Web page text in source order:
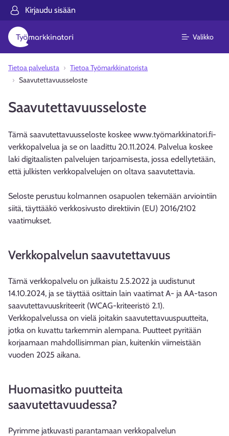
Kirjaudu sisään
Valikko
Tietoa palvelusta
Tietoa Työmarkkinatorista
Saavutettavuusseloste
Saavutettavuusseloste
Tämä saavutettavuusseloste koskee www.työmarkkinatori.fi-
verkkopalvelua ja se on laadittu 20.11.2024. Palvelua koskee
laki digitaalisten palvelujen tarjoamisesta, jossa edellytetään,
että julkisten verkkopalvelujen on oltava saavutettavia.
Seloste perustuu kolmannen osapuolen tekemään arviointiin
siitä, täyttääkö verkkosivusto direktiivin (EU) 2016/2102
vaatimukset.
Verkkopalvelun saavutettavuus
Tämä verkkopalvelu on julkaistu 2.5.2022 ja uudistunut
14.10.2024, ja se täyttää osittain lain vaatimat A- ja AA-tason
saavutettavuuskriteerit (WCAG-kriteeristö 2.1).
Verkkopalvelussa on vielä joitakin saavutettavuuspuutteita,
jotka on kuvattu tarkemmin alempana. Puutteet pyritään
korjaamaan mahdollisimman pian, kuitenkin viimeistään
vuoden 2025 aikana.
Huomasitko puutteita
saavutettavuudessa?
Pyrimme jatkuvasti parantamaan verkkopalvelun